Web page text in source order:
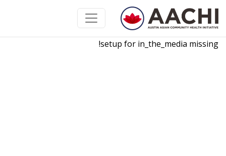
تخطى الى المحتوى
setup for in_the_media missing!